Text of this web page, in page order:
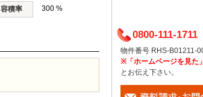
容積率 300 %
0800-111-1711
物件番号 RHS-B01211-
※「ホームページを見た」
とお伝え下さい。